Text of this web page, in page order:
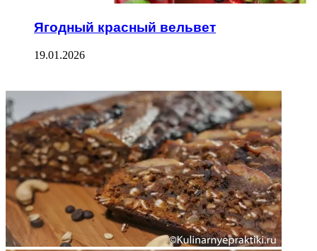
Ягодный красный вельвет
19.01.2026